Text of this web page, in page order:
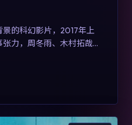
景的科幻影片，2017年上
力，周冬雨、木村拓哉与
面在真实历史背景下虚构
风格与演员阵容的观众具